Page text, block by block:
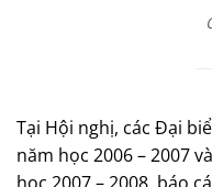
Tại Hội nghị, các Đại
năm học 2006 – 2007